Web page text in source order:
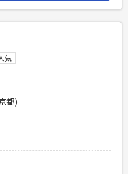
ストまで行い、帳票が現
。
ェルスクリプトの実行経験
発経験4年以上
上
気
都)